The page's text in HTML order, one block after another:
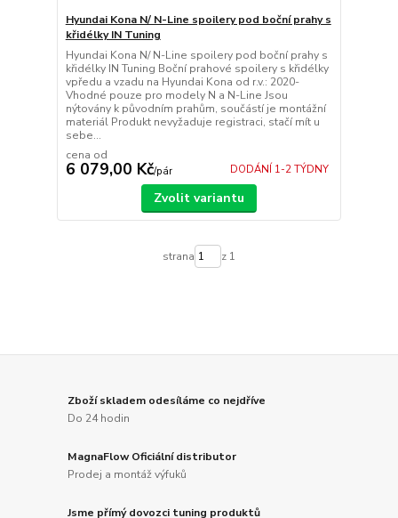
Hyundai Kona N/ N-Line spoilery pod boční prahy s
křidélky IN Tuning
Hyundai Kona N/ N-Line spoilery pod boční prahy s
křidélky IN Tuning Boční prahové spoilery s křidélky
vpředu a vzadu na Hyundai Kona od r.v.: 2020-
Vhodné pouze pro modely N a N-Line Jsou
nýtovány k původním prahům, součástí je montážní
materiál Produkt nevyžaduje registraci, stačí mít u
sebe...
cena od
6 079,00 Kč/pár DODÁNÍ 1-2 TÝDNY
Zvolit variantu
strana z 1
Zboží skladem odesíláme co nejdříve
Do 24 hodin
MagnaFlow Oficiální distributor
Prodej a montáž výfuků
Jsme přímý dovozci tuning produktů